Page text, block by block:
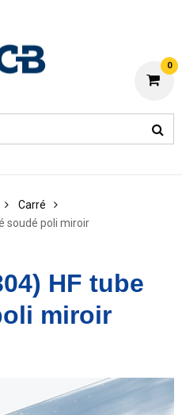
0
Carré
soudé poli miroir
HF tube
miroir